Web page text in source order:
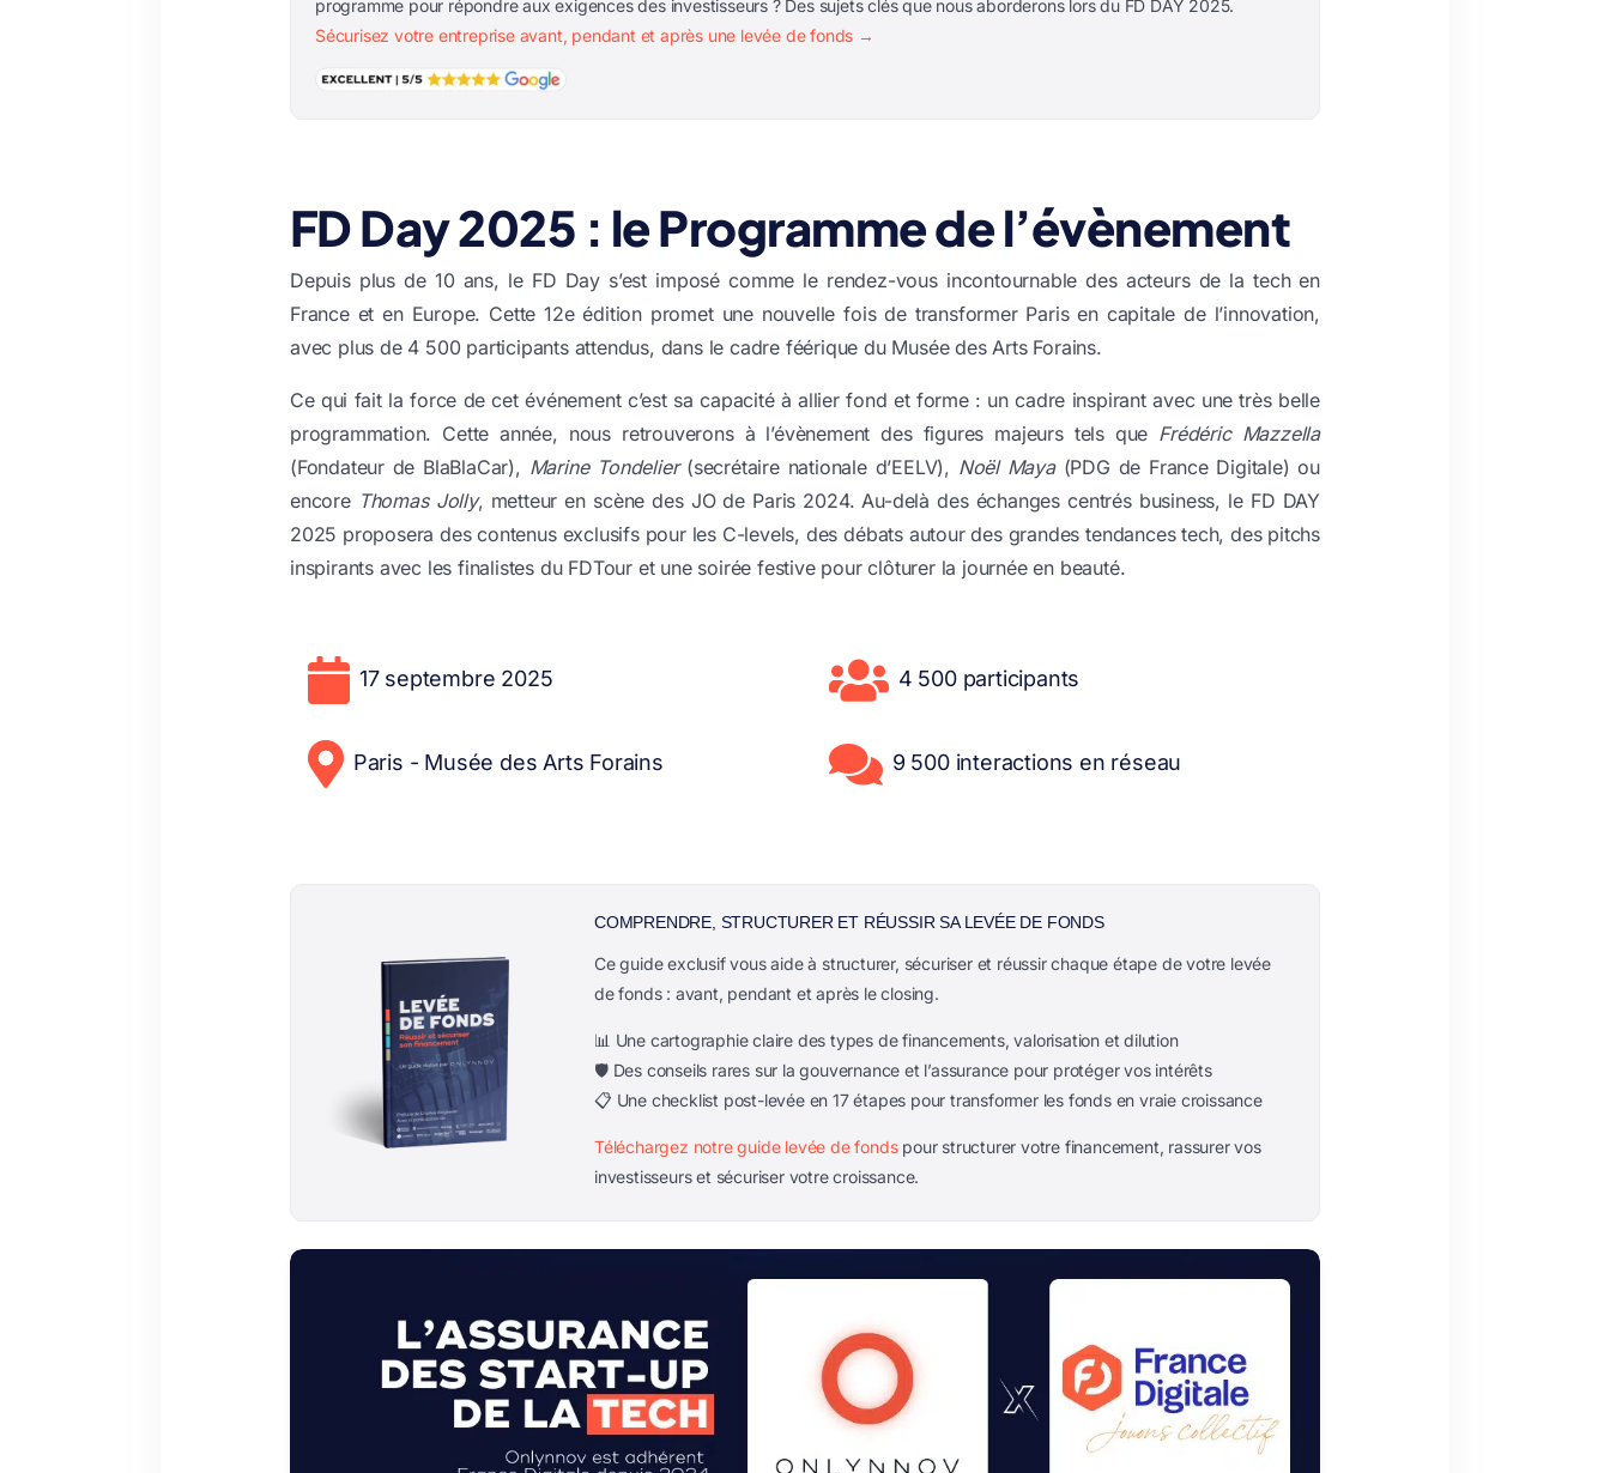
programme pour répondre aux exigences des investisseurs ? Des sujets clés que nous aborderons lors du FD DAY 2025.
Sécurisez votre entreprise avant, pendant et après une levée de fonds →
FD Day 2025 : le Programme de l’évènement
Depuis plus de 10 ans, le FD Day s’est imposé comme le rendez-vous incontournable des acteurs de la tech en
France et en Europe. Cette 12e édition promet une nouvelle fois de transformer Paris en capitale de l’innovation,
avec plus de 4 500 participants attendus, dans le cadre féérique du Musée des Arts Forains.
Ce qui fait la force de cet événement c’est sa capacité à allier fond et forme : un cadre inspirant avec une très belle
programmation. Cette année, nous retrouverons à l’évènement des figures majeurs tels que Frédéric Mazzella
(Fondateur de BlaBlaCar), Marine Tondelier(secrétaire nationale d’EELV), Noël Maya(PDG de France Digitale) ou
encore Thomas Jolly, metteur en scène des JO de Paris 2024. Au-delà des échanges centrés business, le FD DAY
2025 proposera des contenus exclusifs pour les C-levels, des débats autour des grandes tendances tech, des pitchs
inspirants avec les finalistes du FDTour et une soirée festive pour clôturer la journée en beauté.
 17 septembre 2025  4 500 participants
 Paris - Musée des Arts Forains  9 500 interactions en réseau
COMPRENDRE, STRUCTURER ET RÉUSSIR SA LEVÉE DE FONDS
Ce guide exclusif vous aide à structurer, sécuriser et réussir chaque étape de votre levée
de fonds : avant, pendant et après le closing.
📊 Une cartographie claire des types de financements, valorisation et dilution
🛡️ Des conseils rares sur la gouvernance et l’assurance pour protéger vos intérêts
📋 Une checklist post-levée en 17 étapes pour transformer les fonds en vraie croissance
Téléchargez notre guide levée de fondspour structurer votre financement, rassurer vos
investisseurs et sécuriser votre croissance.